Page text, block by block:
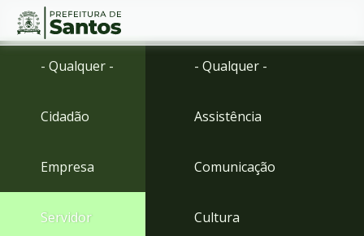
Ir
menu
Conteúdo
- Qualquer -
Cidadão
Empresa
Servidor
- Qualquer -
Assistência
Comunicação
Cultura